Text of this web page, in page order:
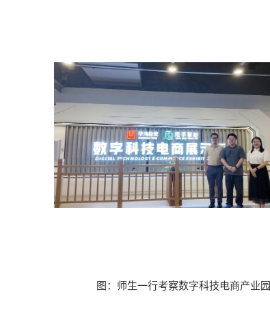
图：师生一行考察数字科技电商产业园